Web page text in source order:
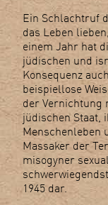
Ein Schlachtruf
das Leben
einem Jahr hat
jüdischen und
Konsequenz
beispiellose
der Vernichtung
jüdischen Staat,
Menschenleben
Massaker der
misogyner
1945 dar.